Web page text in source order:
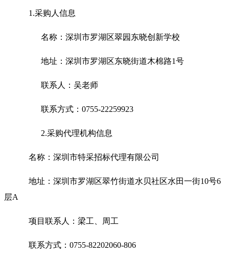
1.采购人信息
名称：深圳市罗湖区翠园东晓创新学校
地址：深圳市罗湖区东晓街道木棉路1号
联系人：吴老师
联系方式：0755-22259923
2.采购代理机构信息
名称：深圳市特采招标代理有限公司
地址：深圳市罗湖区翠竹街道水贝社区水田一街10号6
层A
项目联系人：梁工、周工
联系方式：0755-82202060-806